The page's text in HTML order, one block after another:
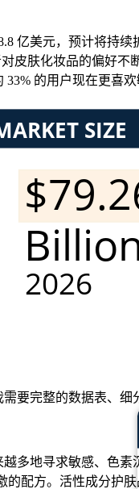
亿美元，预计将持
皮肤化妆品的偏好
的用户现在更喜
需要完整的数据表、细
多地寻求敏感、色
的配方。活性成分护